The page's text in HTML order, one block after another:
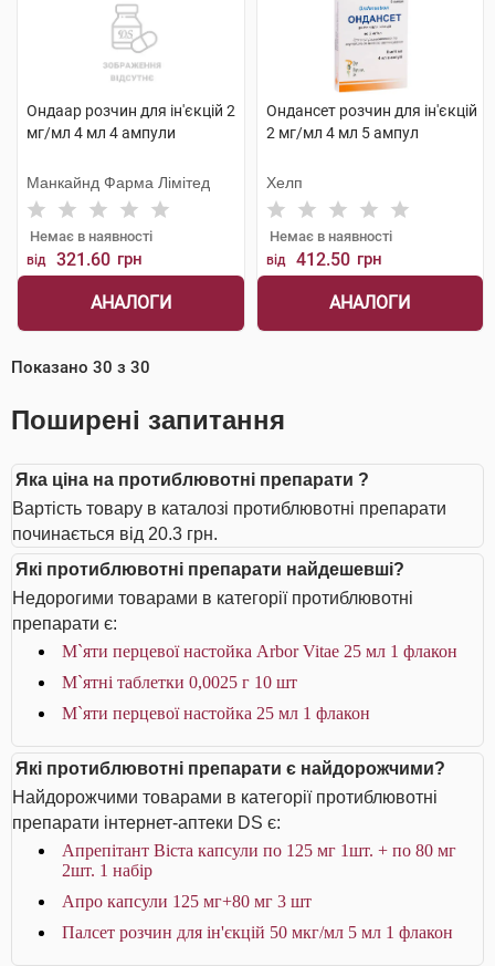
Ондаар розчин для ін'єкцій 2
мг/мл 4 мл 4 ампули
Манкайнд Фарма Лімітед
Немає в наявності
від 321.60 грн
АНАЛОГИ
Ондансет розчин для ін'єкцій
2 мг/мл 4 мл 5 ампул
Хелп
Немає в наявності
від 412.50 грн
АНАЛОГИ
Показано 30 з 30
Поширені запитання
Яка ціна на протиблювотні препарати ?
Вартість товару в каталозі протиблювотні препарати
починається від 20.3 грн.
Які протиблювотні препарати найдешевші?
Недорогими товарами в категорії протиблювотні
препарати є:
М`яти перцевої настойка Arbor Vitae 25 мл 1 флакон
М`ятні таблетки 0,0025 г 10 шт
М`яти перцевої настойка 25 мл 1 флакон
Які протиблювотні препарати є найдорожчими?
Найдорожчими товарами в категорії протиблювотні
препарати інтернет-аптеки DS є:
Апрепітант Віста капсули по 125 мг 1шт. + по 80 мг
2шт. 1 набір
Апро капсули 125 мг+80 мг 3 шт
Палсет розчин для ін'єкцій 50 мкг/мл 5 мл 1 флакон